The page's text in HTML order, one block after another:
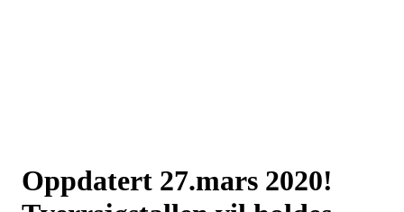
Oppdatert 27.mars 2020!